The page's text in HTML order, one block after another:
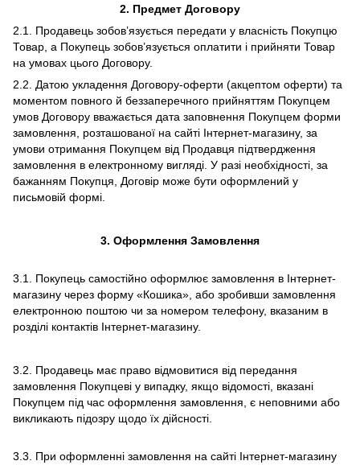
2. Предмет Договору
2.1. Продавець зобов’язується передати у власність Покупцю
Товар, а Покупець зобов’язується оплатити і прийняти Товар
на умовах цього Договору.
2.2. Датою укладення Договору-оферти (акцептом оферти) та
моментом повного й беззаперечного прийняттям Покупцем
умов Договору вважається дата заповнення Покупцем форми
замовлення, розташованої на сайті Інтернет-магазину, за
умови отримання Покупцем від Продавця підтвердження
замовлення в електронному вигляді. У разі необхідності, за
бажанням Покупця, Договір може бути оформлений у
письмовій формі.
3. Оформлення Замовлення
3.1. Покупець самостійно оформлює замовлення в Інтернет-
магазину через форму «Кошика», або зробивши замовлення
електронною поштою чи за номером телефону, вказаним в
розділі контактів Інтернет-магазину.
3.2. Продавець має право відмовитися від передання
замовлення Покупцеві у випадку, якщо відомості, вказані
Покупцем під час оформлення замовлення, є неповними або
викликають підозру щодо їх дійсності.
3.3. При оформленні замовлення на сайті Інтернет-магазину